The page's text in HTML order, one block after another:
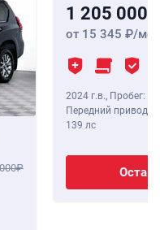
1 205 000
от 15 345 /мес
2024 г.в., Пробег: 8
Передний привод,
139 лс